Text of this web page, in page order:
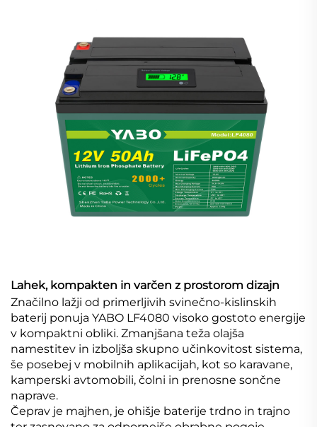
Lahek, kompakten in varčen z prostorom dizajn
Značilno lažji od primerljivih svinečno-kislinskih
baterij ponuja YABO LF4080 visoko gostoto energije
v kompaktni obliki. Zmanjšana teža olajša
namestitev in izboljša skupno učinkovitost sistema,
še posebej v mobilnih aplikacijah, kot so karavane,
kamperski avtomobili, čolni in prenosne sončne
naprave.
Čeprav je majhen, je ohišje baterije trdno in trajno